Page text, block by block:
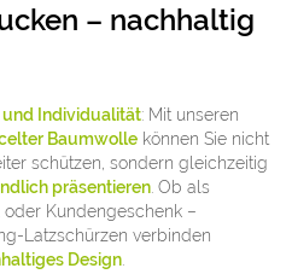
– nachhaltig
Individualität: Mit unseren
Baumwolle können Sie nicht
schützen, sondern gleichzeitig
präsentieren . Ob als
Kundengeschenk –
Latzschürzen verbinden
Design